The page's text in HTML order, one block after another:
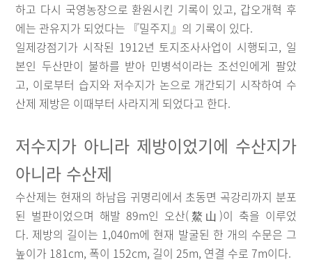
하고 다시 국영농장으로 환원시킨 기록이 있고, 갑오개혁 후
에는 관유지가 되었다는 『밀주지』의 기록이 있다.
일제강점기가 시작된 1912년 토지조사사업이 시행되고, 일
본인 두산만이 불하를 받아 민병석이라는 조선인에게 팔았
고, 이로부터 습지와 저수지가 논으로 개간되기 시작하여 수
산제 제방은 이때부터 사라지게 되었다고 한다.
저수지가 아니라 제방이었기에 수산지가
아니라 수산제
수산제는 현재의 하남읍 귀명리에서 초동면 곡강리까지 분포
된 벌판이었으며 해발 89m인 오산(鰲山)이 축을 이루었
다. 제방의 길이는 1,040m에 현재 발굴된 한 개의 수문은 그
높이가 181cm, 폭이 152cm, 길이 25m, 연결 수로 7m이다.